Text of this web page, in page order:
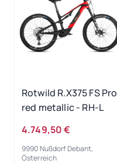
Rotwild R.X375 FS Pro
red metallic - RH-L
4.749,50 €
9990 Nußdorf Debant,
Österreich